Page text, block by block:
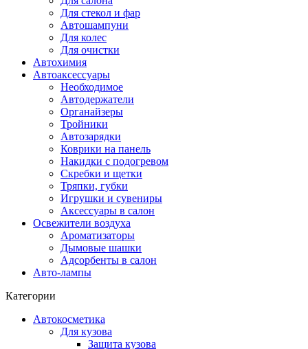
Для стекол и фар
Автошампуни
Для колес
Для очистки
Автохимия
Автоаксессуары
Необходимое
Автодержатели
Органайзеры
Тройники
Автозарядки
Коврики на панель
Накидки с подогревом
Скребки и щетки
Тряпки, губки
Игрушки и сувениры
Аксессуары в салон
Освежители воздуха
Ароматизаторы
Дымовые шашки
Адсорбенты в салон
Авто-лампы
Категории
Автокосметика
Для кузова
Защита кузова